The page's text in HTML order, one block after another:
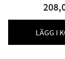
LÄGG I